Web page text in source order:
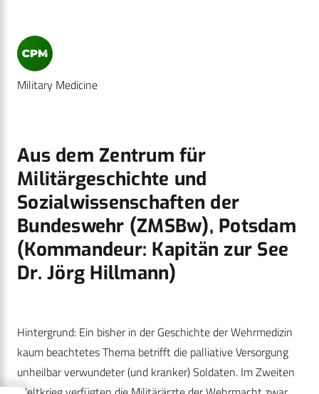
Military Medicine
Aus dem Zentrum für
Militärgeschichte und
Sozialwissenschaften der
Bundeswehr (ZMSBw), Potsdam
(Kommandeur: Kapitän zur See
Dr. Jörg Hillmann)
Hintergrund: Ein bisher in der Geschichte der Wehrmedizin
kaum beachtetes Thema betrifft die palliative Versorgung
unheilbar verwundeter (und kranker) Soldaten. Im Zweiten